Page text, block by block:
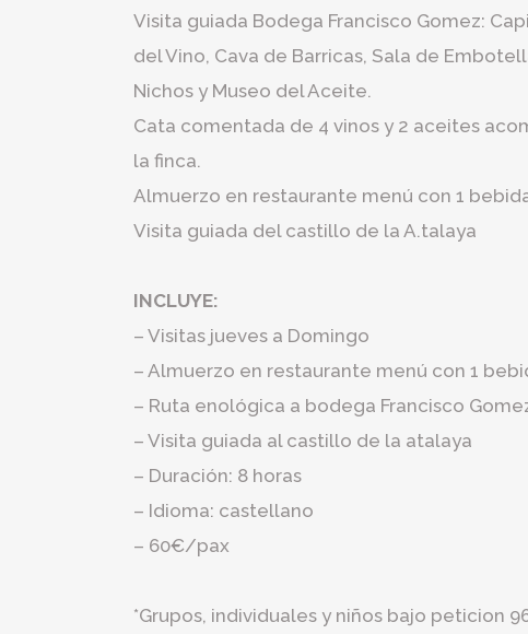
Visita guiada Bodega Francisco Gomez:
del Vino, Cava de Barricas, Sala de
Nichos y Museo del Aceite.
Cata comentada de 4 vinos y 2 aceites
la finca.
Almuerzo en restaurante menú con 1
Visita guiada del castillo de la A.talaya
INCLUYE:
– Visitas jueves a Domingo
– Almuerzo en restaurante menú con 1
– Ruta enológica a bodega Francisco
– Visita guiada al castillo de la atalaya
– Duración: 8 horas
– Idioma: castellano
– 60€/pax
*Grupos, individuales y niños bajo peticion